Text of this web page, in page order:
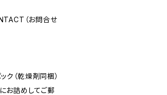
（お問合せ
ク（乾燥剤同梱）
お詰めしてご郵